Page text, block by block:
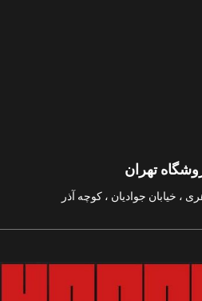
تهران
، خیابان جوادیان ، کوچه آذر